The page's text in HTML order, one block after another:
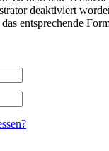
deaktiviert
entsprechende